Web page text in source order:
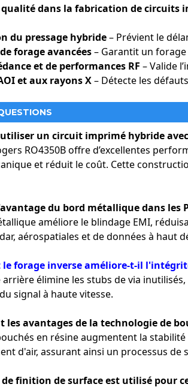
qualité dans la fabrication de circuits
du pressage hybride– Prévient le
forage avancées– Garantit un
et de performances RF – Valide
et aux rayons X– Détecte les
un circuit imprimé hybride avec
RO4350B offre d’excellentes
et réduit le coût. Cette
du bord métallique dans les
améliore le blindage EMI,
aérospatiales et de données à haut
le forage inverse améliore-t-il
arrière élimine les stubs de via
signal à haute vitesse.
les avantages de la technologie de
en résine augmentent la
d'air, assurant ainsi un processus de
de finition de surface est utilisé pour